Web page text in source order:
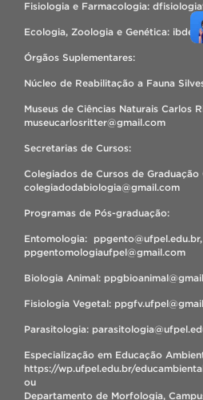
Fisiologia e Farmacologia:
Ecologia, Zoologia e Genética:
Órgãos Suplementares:
Núcleo de Reabilitação a Fauna
Museus de Ciências Naturais Carlos
museucarlosritter@gmail.com
Secretarias de Cursos:
Colegiados de Cursos de Graduação
colegiadodabiologia@gmail.com
Programas de Pós-graduação:
Entomologia: ppgento@ufpel.edu.br,
ppgentomologiaufpel@gmail.com
Biologia Animal:
Fisiologia Vegetal:
Parasitologia:
Especialização em Educação
https://wp.ufpel.edu.br/
ou
Departamento de Morfologia,